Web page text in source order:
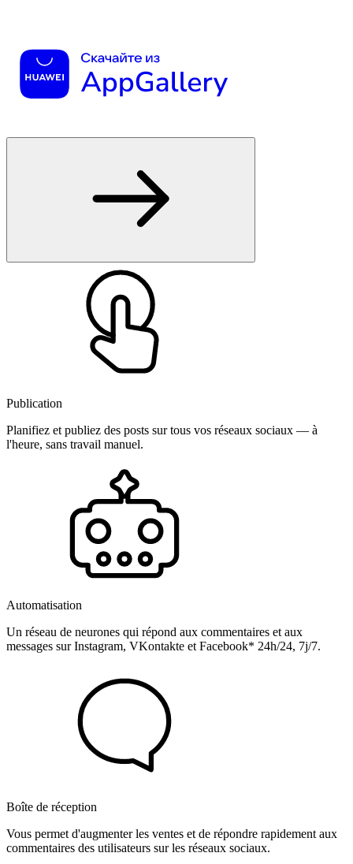
Publication
Planifiez et publiez des posts sur tous vos réseaux sociaux — à
l'heure, sans travail manuel.
Automatisation
Un réseau de neurones qui répond aux commentaires et aux
messages sur Instagram, VKontakte et Facebook* 24h/24, 7j/7.
Boîte de réception
Vous permet d'augmenter les ventes et de répondre rapidement aux
commentaires des utilisateurs sur les réseaux sociaux.